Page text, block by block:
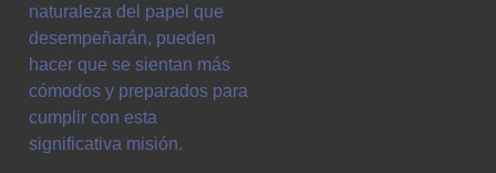
naturaleza del papel que
desempeñarán, pueden
hacer que se sientan más
cómodos y preparados para
cumplir con esta
significativa misión.